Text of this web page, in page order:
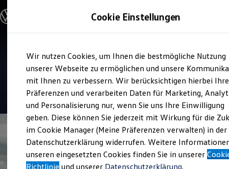
Hauptinhalt
springen
Footer
springen
Modelle & Konfigurator
Nutzfahrzeugkategorien entdecken
Modelle konfigurieren
Vorgängermodelle und Oldtimer
Vorgängermodelle
Oldtimer
Bulli Historie
Branchenlösungen & Gewerbekunden
Umbaulösungen und Hersteller finden
Auf- und Umbauten entdecken & konfigurieren
Groß- und Sonderkunden
Großkunden
Kommunen & Behörden
Journalisten
Sportvereine
Verkauf und Service
Karl Thiel Nutzfahrzeuge
4.7| 82 Bewertungen
Cookie Einstellungen
Wir nutzen Cookies, um Ihnen die bestmögliche Nutzung
unserer Webseite zu ermöglichen und unsere
mit Ihnen zu verbessern. Wir berücksichtigen hierbei Ihre
Präferenzen und verarbeiten Daten für Marketing,
und Personalisierung nur, wenn Sie uns Ihre Einwilligung
geben. Diese können Sie jederzeit mit Wirkung für die
im Cookie Manager (Meine Präferenzen verwalten) in der
Datenschutzerklärung widerrufen. Weitere
unseren eingesetzten Cookies finden Sie in unserer
Richtlinie und unserer Datenschutzerklärung.